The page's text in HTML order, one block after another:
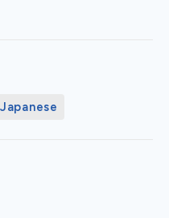
Japanese